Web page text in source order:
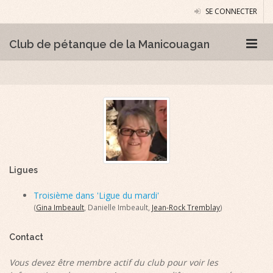
SE CONNECTER
Club de pétanque de la Manicouagan
Ligues
Troisième dans 'Ligue du mardi'
(Gina Imbeault , Danielle Imbeault, Jean-Rock Tremblay)
Contact
Vous devez être membre actif du club pour voir les